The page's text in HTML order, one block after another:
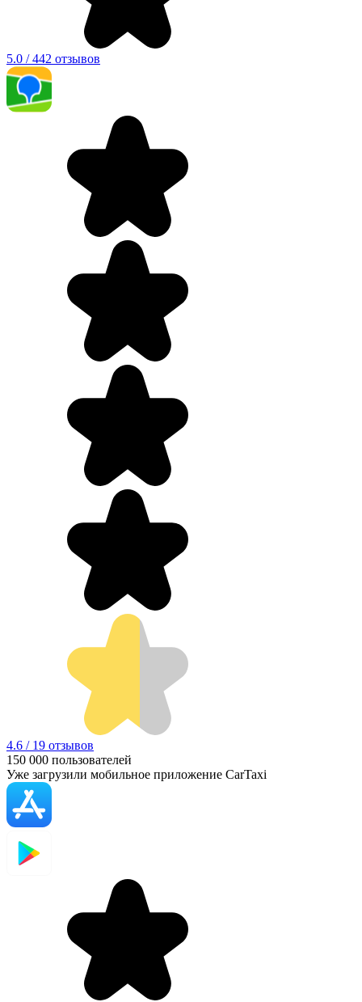
5.0 / 442 отзывов
4.6 / 19 отзывов
150 000 пользователей
Уже загрузили мобильное приложение CarTaxi